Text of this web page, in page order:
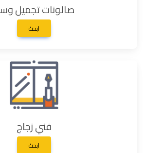
صالونات تجميل
ابحث
فني زجاج
ابحث